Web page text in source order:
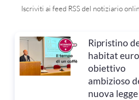
Iscriviti ai feed RSS del notiziario
Ripristino
habitat
obiettivo
ambizioso
nuova